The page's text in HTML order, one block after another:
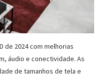
de 2024 com melhorias
áudio e conectividade. As
de tamanhos de tela e